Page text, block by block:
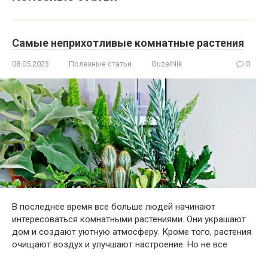
Самые неприхотливые комнатные растения
08.05.2023 Полезные статьи GuzelNik 0
В последнее время все больше людей начинают
интересоваться комнатными растениями. Они украшают
дом и создают уютную атмосферу. Кроме того, растения
очищают воздух и улучшают настроение. Но не все